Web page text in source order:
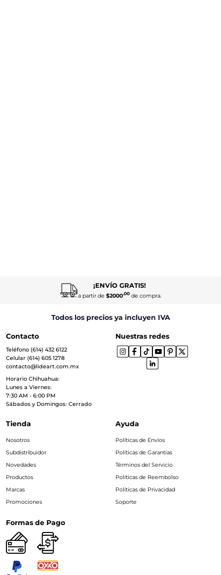
¡ENVÍO GRATIS!
a partir de $2000.00de compra.
Todos los precios ya incluyen IVA
Contacto
Teléfono (614) 432 6122
Celular (614) 605 1278
contacto@lideart.com.mx
Horario Chihuahua:
Lunes a Viernes:
7:30 AM - 6:00 PM
Sábados y Domingos: Cerrado
Nuestras redes
Tienda
Nosotros
Subdistribuidor
Novedades
Productos
Marcas
Promociones
Ayuda
Políticas de Envíos
Políticas de Garantías
Términos del Servicio
Políticas de Reembolso
Políticas de Privacidad
Soporte
Formas de Pago